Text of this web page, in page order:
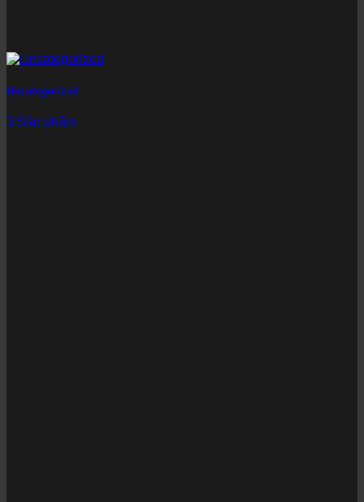
Uncategorized
3 Sản phẩm